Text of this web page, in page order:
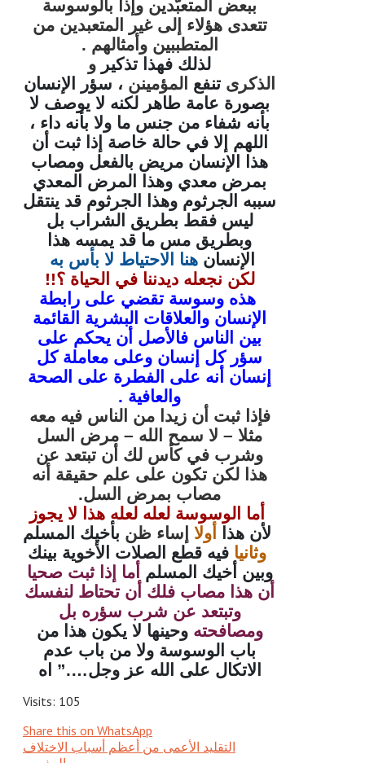
ببعض المتعبّدين وإذا بالوسوسة
تتعدى هؤلاء إلى غير المتعبدين من
المتطببين وأمثالهم .
لذلك فهذا تذكير و
الذكرى تنفع المؤمينن ، سؤر الإنسان
بصورة عامة طاهر لكنه لا يوصف لا
بأنه شفاء من جنس ما ولا بأنه داء ،
اللهم إلا في حالة خاصة إذا ثبت أن
هذا الإنسان مريض بالفعل ومصاب
بمرض معدي وهذا المرض المعدي
سببه الجرثوم وهذا الجرثوم قد ينتقل
ليس فقط بطريق الشراب بل
وبطريق مس ما قد يمسه هذا
الإنسانهنا الاحتياط لا بأس به
لكن نجعله ديدننا في الحياة ؟!!
هذه وسوسة تقضي على رابطة
الإنسان والعلاقات البشرية القائمة
بين الناس فالأصل أن يحكم على
سؤر كل إنسان وعلى معاملة كل
إنسان أنه على الفطرة على الصحة
والعافية .
فإذا ثبت أن زيدا من الناس فيه معه
مثلا – لا سمح الله – مرض السل
وشرب في كأس لك أن تبتعد عن
هذا لكن تكون على علم حقيقة أنه
مصاب بمرض السل.
أما الوسوسة لعله لعله هذا لا يجوز
لأن هذا
أولاإساء ظن بأخيك المسلم
وثانيا فيه قطع الصلات الأخوية بينك
وبين أخيك المسلم
أما إذا ثبت صحيا
أن هذا مصاب فلك أن تحتاط لنفسك
وتبتعد عن شرب سؤره بل
ومصافحتهوحينها لا يكون هذا من
باب الوسوسة ولا من باب عدم
الاتكال على الله عز وجل….” اه
Visits: 105
Share this on WhatsApp
التقليد الأعمى من أعظم أسباب الاختلاف